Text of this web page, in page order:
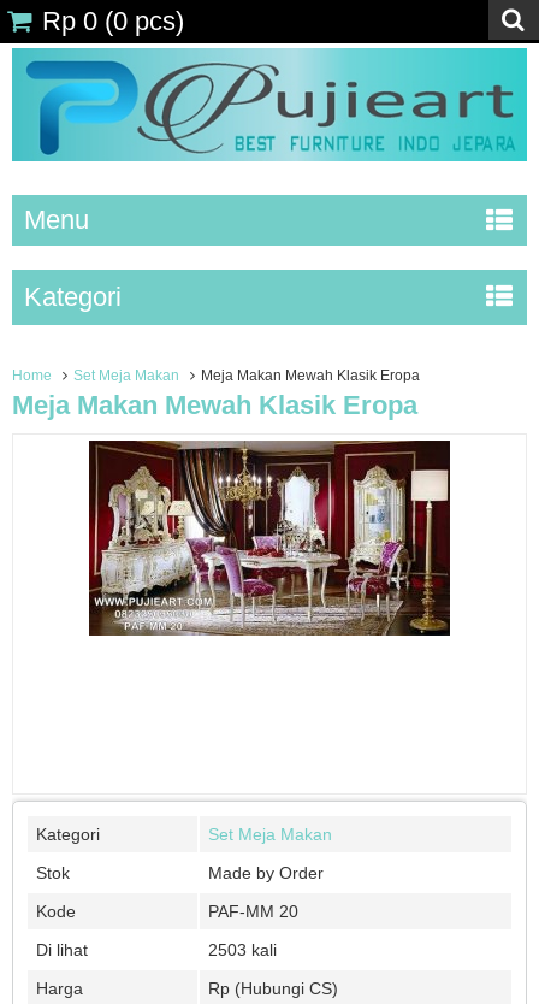
Rp 0 (0 pcs)
Menu
Kategori
Home Set Meja Makan Meja Makan Mewah Klasik Eropa
Meja Makan Mewah Klasik Eropa
Kategori
Set Meja Makan
Stok
Made by Order
Kode
PAF-MM 20
Di lihat
2503 kali
Harga
Rp (Hubungi CS)